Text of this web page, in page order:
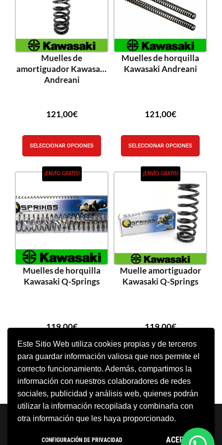
Este Sitio Web utiliza cookies propias y de terceros
para guardar información valiosa que nos permite el
correcto funcionamiento. Además, compartimos la
información con nuestros colaboradores de redes
sociales, publicidad y análisis web, quienes podrán
utilizar la información recopilada y combinarla con
otra información que les haya proporcionado.
CONFIGURACIÓN DE PRIVACIDAD ACEPTO
Muelles de
amortiguador Kawasaki
Andreani
121,00€
SELECCIONAR OPCIONES
Muelles de horquilla
Kawasaki Andreani
121,00€
SELECCIONAR OPCIONES
¡ENVÍO GRATIS!
Muelles de horquilla
Kawasaki Q-Springs
119,00€
SELECCIONAR OPCIONES
¡ENVÍO GRATIS!
Muelle amortiguador
Kawasaki Q-Springs
119,00€
SELECCIONAR OPCIONES
Neve | Funciona gracias a WordPress